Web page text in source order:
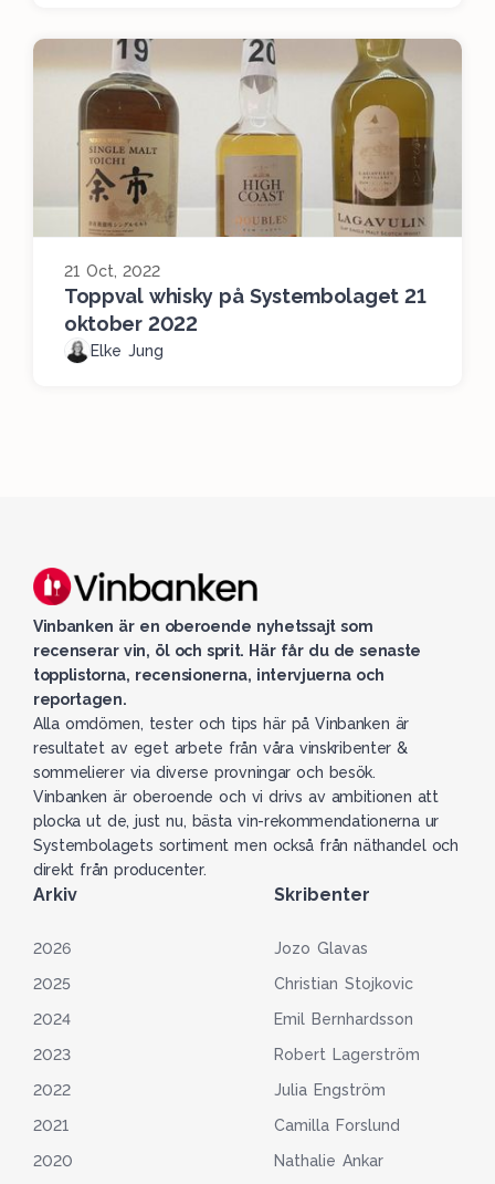
21 Oct, 2022
Toppval whisky på Systembolaget 21
oktober 2022
Elke Jung
Vinbanken är en oberoende nyhetssajt som
recenserar vin, öl och sprit. Här får du de senaste
topplistorna, recensionerna, intervjuerna och
reportagen.
Alla omdömen, tester och tips här på Vinbanken är
resultatet av eget arbete från våra vinskribenter &
sommelierer via diverse provningar och besök.
Vinbanken är oberoende och vi drivs av ambitionen att
plocka ut de, just nu, bästa vin-rekommendationerna ur
Systembolagets sortiment men också från näthandel och
direkt från producenter.
Arkiv
2026
2025
2024
2023
2022
2021
2020
Skribenter
Jozo Glavas
Christian Stojkovic
Emil Bernhardsson
Robert Lagerström
Julia Engström
Camilla Forslund
Nathalie Ankar